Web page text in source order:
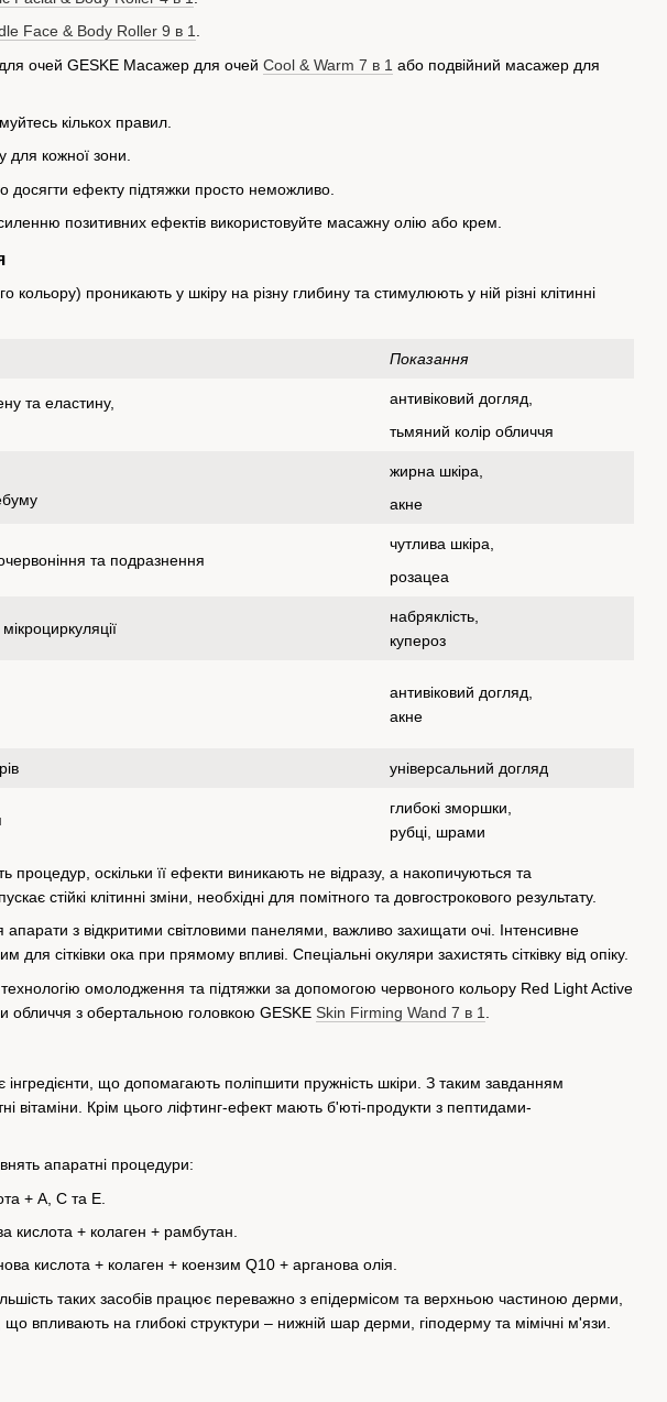
Face & Body Roller 9 в 1.
очей GESKE Масажер для очей Cool & Warm 7 в 1 або подвійний масажер для
кількох правил.
для кожної зони.
досягти ефекту підтяжки просто неможливо.
позитивних ефектів використовуйте масажну олію або крем.
кольору) проникають у шкіру на різну глибину та стимулюють у ній різні клітинні
Показання
та еластину,
антивіковий догляд,
тьмяний колір обличчя
жирна шкіра,
акне
та подразнення
чутлива шкіра,
розацеа
набряклість,
купероз
антивіковий догляд,
акне
універсальний догляд
глибокі зморшки,
рубці, шрами
оскільки її ефекти виникають не відразу, а накопичуються та
стійкі клітинні зміни, необхідні для помітного та довгострокового результату.
з відкритими світловими панелями, важливо захищати очі. Інтенсивне
сітківки ока при прямому впливі. Спеціальні окуляри захистять сітківку від опіку.
омолодження та підтяжки за допомогою червоного кольору Red Light Active
обличчя з обертальною головкою GESKE Skin Firming Wand 7 в 1
інгредієнти, що допомагають поліпшити пружність шкіри. З таким завданням
вітаміни. Крім цього ліфтинг-ефект мають б'юті-продукти з пептидами-
апаратні процедури:
+ А, С та Е.
кислота + колаген + рамбутан.
кислота + колаген + коензим Q10 + арганова олія.
таких засобів працює переважно з епідермісом та верхньою частиною дерми,
впливають на глибокі структури – нижній шар дерми, гіподерму та мімічні м'язи.